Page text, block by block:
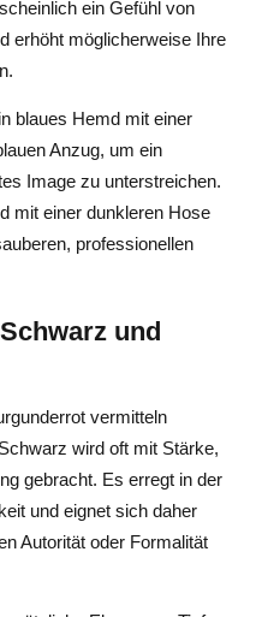
ein Gefühl von
erhöht möglicherweise Ihre
blaues Hemd mit einer
Anzug, um ein
Image zu unterstreichen.
mit einer dunkleren Hose
professionellen
und
vermitteln
wird oft mit Stärke,
gebracht. Es erregt in der
und eignet sich daher
Autorität oder Formalität